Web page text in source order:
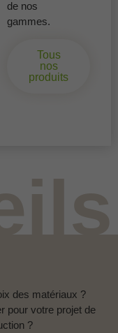
de nos
gammes.
Tous
nos
produits
des matériaux ?
pour votre projet de
?